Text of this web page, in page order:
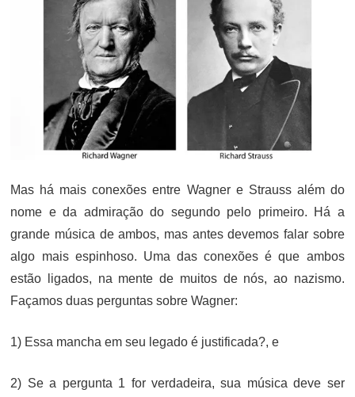
Mas há mais conexões entre Wagner e Strauss além do
nome e da admiração do segundo pelo primeiro. Há a
grande música de ambos, mas antes devemos falar sobre
algo mais espinhoso. Uma das conexões é que ambos
estão ligados, na mente de muitos de nós, ao nazismo.
Façamos duas perguntas sobre Wagner:
1) Essa mancha em seu legado é justificada?, e
2) Se a pergunta 1 for verdadeira, sua música deve ser